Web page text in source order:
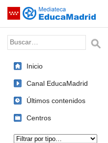
Saltar navegación
Palabra o frase:
Inicio
Canal EducaMadrid
Últimos contenidos
Centros